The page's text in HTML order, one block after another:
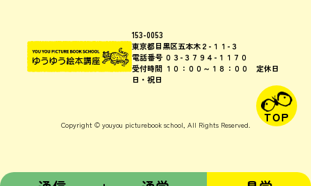
TOP
153-0053
東京都目黒区五本木２-１１-３
電話番号 ０３-３７９４-１１７０
受付時間 １０：００～１８：００ 定休日
日・祝日
Copyright © youyou picturebook school, All Rights Reserved.